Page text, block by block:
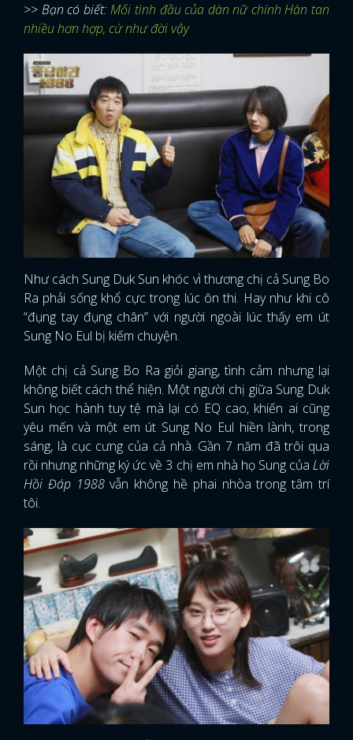
>> Bạn có biết:Mối tình đầu của dàn nữ chính Hàn tan
nhiều hơn hợp, cứ như đời vậy
Như cách Sung Duk Sun khóc vì thương chị cả Sung Bo
Ra phải sống khổ cực trong lúc ôn thi. Hay như khi cô
“đụng tay đụng chân” với người ngoài lúc thấy em út
Sung No Eul bị kiếm chuyện.
Một chị cả Sung Bo Ra giỏi giang, tình cảm nhưng lại
không biết cách thể hiện. Một người chị giữa Sung Duk
Sun học hành tuy tệ mà lại có EQ cao, khiến ai cũng
yêu mến và một em út Sung No Eul hiền lành, trong
sáng, là cục cưng của cả nhà. Gần 7 năm đã trôi qua
rồi nhưng những ký ức về 3 chị em nhà họ Sung của Lời
Hồi Đáp 1988vẫn không hề phai nhòa trong tâm trí
tôi.